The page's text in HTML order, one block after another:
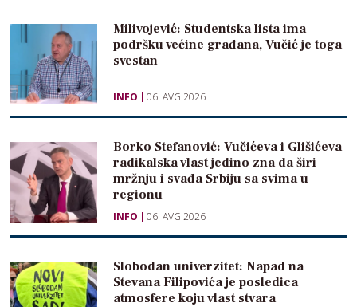
Milivojević: Studentska lista ima
podršku većine građana, Vučić je toga
svestan
INFO 06. AVG 2026
Borko Stefanović: Vučićeva i Glišićeva
radikalska vlast jedino zna da širi
mržnju i svađa Srbiju sa svima u
regionu
INFO 06. AVG 2026
Slobodan univerzitet: Napad na
Stevana Filipovića je posledica
atmosfere koju vlast stvara